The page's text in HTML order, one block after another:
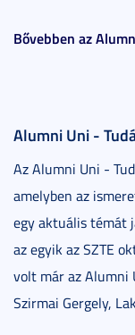
Bővebben az
Alumni Uni -
Az Alumni Uni -
amelyben az
egy aktuális témát
az egyik az SZTE
volt már az Alumni
Szirmai Gergely,